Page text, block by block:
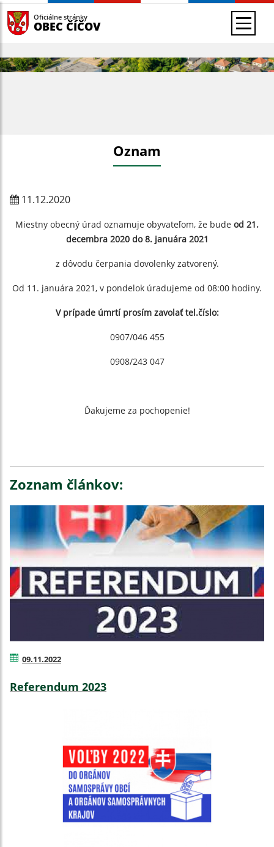
Oficiálne stránky
OBEC ČÍČOV
Oznam
11.12.2020
Miestny obecný úrad oznamuje obyvateľom, že bude od 21.
decembra 2020 do 8. januára 2021
z dôvodu čerpania dovolenky zatvorený.
Od 11. januára 2021, v pondelok úradujeme od 08:00 hodiny.
V prípade úmrtí prosím zavolať tel.číslo:
0907/046 455
0908/243 047
Ďakujeme za pochopenie!
Zoznam článkov:
09.11.2022
Referendum 2023